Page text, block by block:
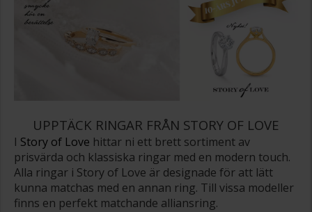
UPPTÄCK RINGAR FRÅN STORY OF LOVE
I Story of Love hittar ni ett brett sortiment av
prisvärda och klassiska ringar med en modern touch.
Alla ringar i Story of Love är designade för att lätt
kunna matchas med en annan ring. Till vissa modeller
finns en perfekt matchande alliansring.